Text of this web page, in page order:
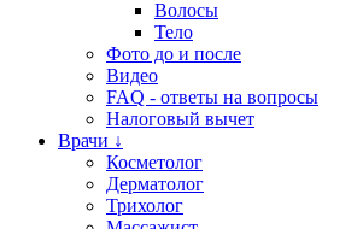
Волосы
Тело
Фото до и после
Видео
FAQ - ответы на вопросы
Налоговый вычет
Врачи ↓
Косметолог
Дерматолог
Трихолог